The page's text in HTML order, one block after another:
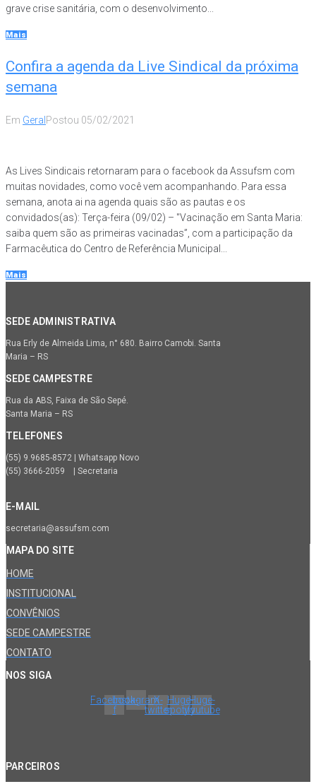
grave crise sanitária, com o desenvolvimento...
Mais
Confira a agenda da Live Sindical da próxima
semana
Em Geral Postou 05/02/2021
As Lives Sindicais retornaram para o facebook da Assufsm com
muitas novidades, como você vem acompanhando. Para essa
semana, anota ai na agenda quais são as pautas e os
convidados(as): Terça-feira (09/02) – "Vacinação em Santa Maria:
saiba quem são as primeiras vacinadas”, com a participação da
Farmacêutica do Centro de Referência Municipal...
Mais
SEDE ADMINISTRATIVA
Rua Erly de Almeida Lima, n° 680. Bairro Camobi. Santa
Maria – RS
SEDE CAMPESTRE
Rua da ABS, Faixa de São Sepé.
Santa Maria – RS
TELEFONES
(55) 9.9685-8572 | Whatsapp Novo
(55) 3666-2059 | Secretaria
E-MAIL
secretaria@assufsm.com
MAPA DO SITE
HOME
INSTITUCIONAL
CONVÊNIOS
SEDE CAMPESTRE
CONTATO
NOS SIGA
Facebook-
f
InstagramX-
twitter
Huge-
spotify
Huge-
youtube
PARCEIROS